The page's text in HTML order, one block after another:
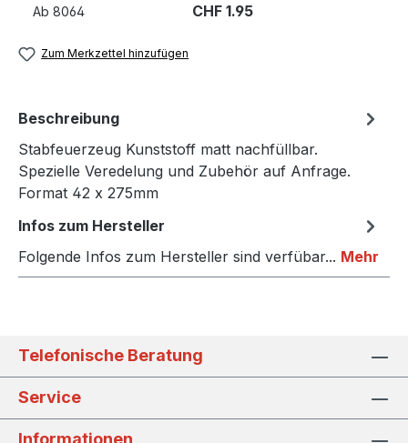
Ab 8064 CHF 1.95
Zum Merkzettel hinzufügen
Beschreibung
Stabfeuerzeug Kunststoff matt nachfüllbar.
Spezielle Veredelung und Zubehör auf Anfrage.
Format 42 x 275mm
Infos zum Hersteller
Folgende Infos zum Hersteller sind verfübar... Mehr
Telefonische Beratung
Service
Informationen